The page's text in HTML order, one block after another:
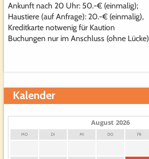
Ankunft nach 20 Uhr: 50.-€ (einmalig);
Haustiere (auf Anfrage): 20.-€ (einmalig),
Kreditkarte notwenig für Kaution
Buchungen nur im Anschluss (ohne Lücke)
Kalender
August 2026
MO DI MI DO FR